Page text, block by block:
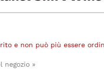
e non può più essere
negozio »